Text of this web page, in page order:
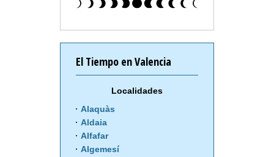
El Tiempo en Valencia
Localidades
Alaquàs
Aldaia
Alfafar
Algemesí